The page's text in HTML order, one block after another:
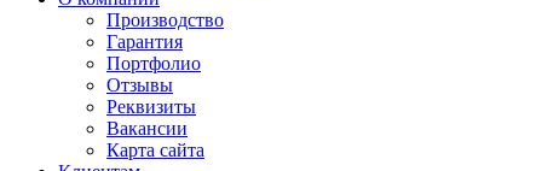
Производство
Гарантия
Портфолио
Отзывы
Реквизиты
Вакансии
Карта сайта